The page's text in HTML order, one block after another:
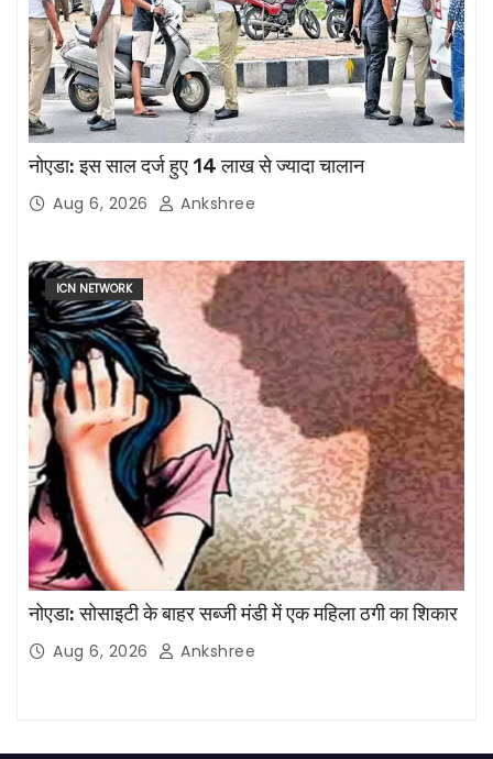
नोएडा: इस साल दर्ज हुए 14 लाख से ज्यादा चालान
Aug 6, 2026 Ankshree
ICN NETWORK
नोएडा: सोसाइटी के बाहर सब्जी मंडी में एक महिला ठगी का शिकार
Aug 6, 2026 Ankshree